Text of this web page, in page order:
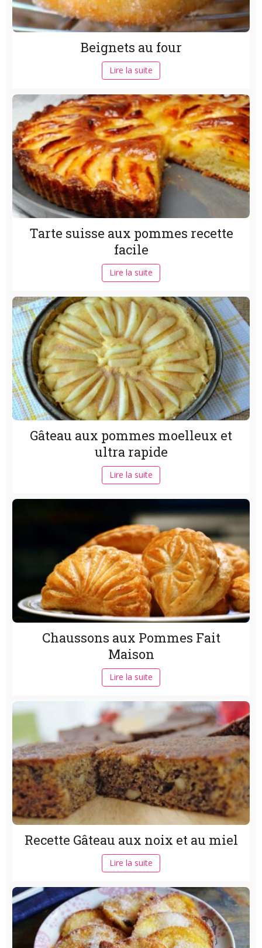
Beignets au four
Lire la suite
Tarte suisse aux pommes recette
facile
Lire la suite
Gâteau aux pommes moelleux et
ultra rapide
Lire la suite
Chaussons aux Pommes Fait
Maison
Lire la suite
Recette Gâteau aux noix et au miel
Lire la suite